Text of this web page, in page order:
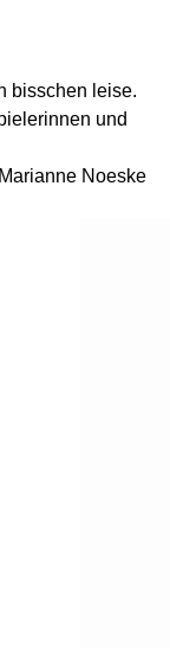
bisschen leise.
und
Noeske